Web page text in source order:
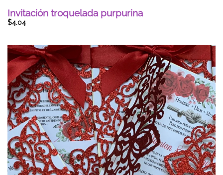
Invitación troquelada purpurina
$4.04